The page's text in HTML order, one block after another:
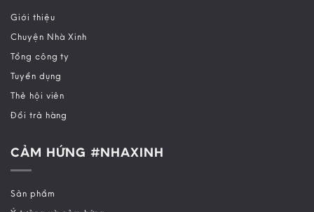
Giới thiệu
Chuyện Nhà Xinh
Tổng công ty
Tuyển dụng
Thẻ hội viên
Đổi trả hàng
CẢM HỨNG #NHAXINH
Sản phẩm